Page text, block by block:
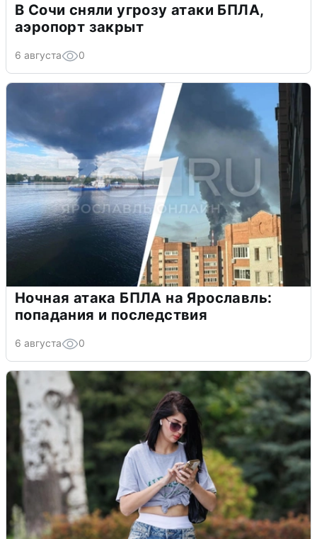
В Сочи сняли угрозу атаки БПЛА,
аэропорт закрыт
6 августа 0
Ночная атака БПЛА на Ярославль:
попадания и последствия
6 августа 0